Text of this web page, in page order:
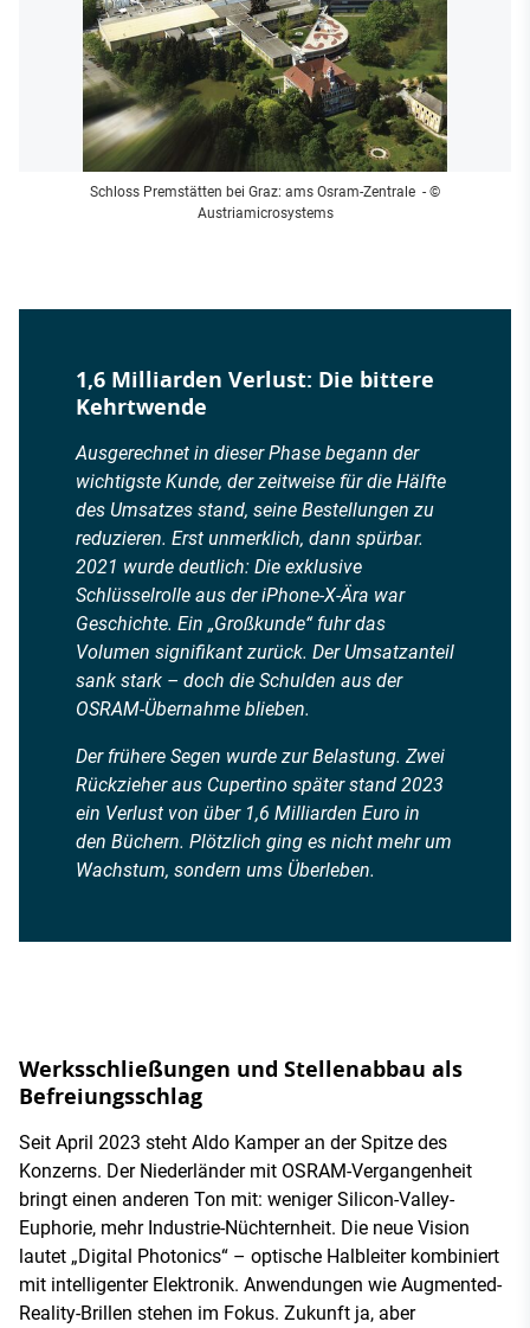
Schloss Premstätten bei Graz: ams Osram-Zentrale - ©
Austriamicrosystems
1,6 Milliarden Verlust: Die bittere
Kehrtwende
Ausgerechnet in dieser Phase begann der
wichtigste Kunde, der zeitweise für die Hälfte
des Umsatzes stand, seine Bestellungen zu
reduzieren. Erst unmerklich, dann spürbar.
2021 wurde deutlich: Die exklusive
Schlüsselrolle aus der iPhone-X-Ära war
Geschichte. Ein „Großkunde“ fuhr das
Volumen signifikant zurück. Der Umsatzanteil
sank stark – doch die Schulden aus der
OSRAM-Übernahme blieben.
Der frühere Segen wurde zur Belastung. Zwei
Rückzieher aus Cupertino später stand 2023
ein Verlust von über 1,6 Milliarden Euro in
den Büchern. Plötzlich ging es nicht mehr um
Wachstum, sondern ums Überleben.
Werksschließungen und Stellenabbau als
Befreiungsschlag
Seit April 2023 steht Aldo Kamper an der Spitze des
Konzerns. Der Niederländer mit OSRAM-Vergangenheit
bringt einen anderen Ton mit: weniger Silicon-Valley-
Euphorie, mehr Industrie-Nüchternheit. Die neue Vision
lautet „Digital Photonics“ – optische Halbleiter kombiniert
mit intelligenter Elektronik. Anwendungen wie Augmented-
Reality-Brillen stehen im Fokus. Zukunft ja, aber